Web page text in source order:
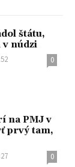
štátu,
v núdzi
0
na PMJ v
prvý tam,
0